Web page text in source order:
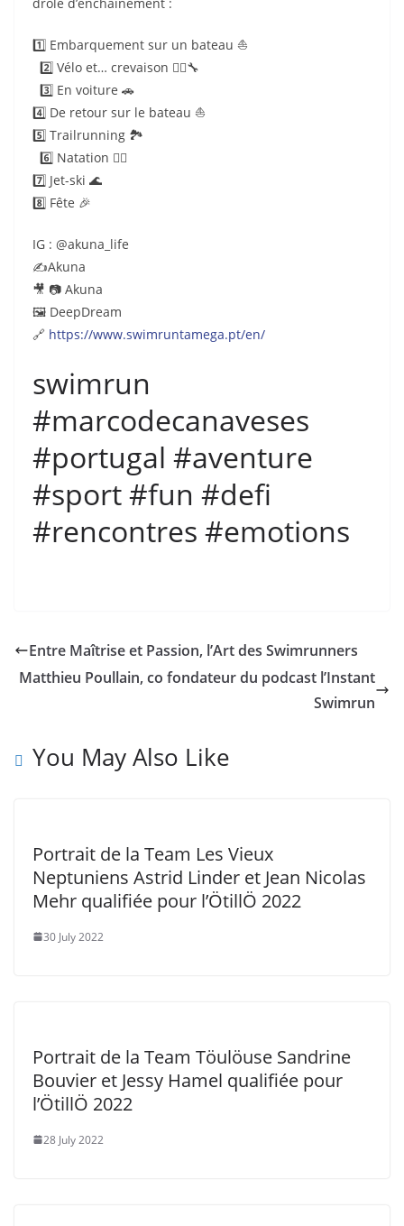
1️⃣ Embarquement sur un bateau ⛵️
2️⃣ Vélo et… crevaison 🚴‍♂️🔧
3️⃣ En voiture 🚗
4️⃣ De retour sur le bateau ⛵️
5️⃣ Trailrunning 🏞️
6️⃣ Natation 🏊‍♀️
7️⃣ Jet-ski 🌊
8️⃣ Fête 🎉
IG : @akuna_life
✍️Akuna
🎥 📷 Akuna
🖼 DeepDream
🔗 https://www.swimruntamega.pt/en/
swimrun
#marcodecanaveses
#portugal #aventure
#sport #fun #defi
#rencontres #emotions
Entre Maîtrise et Passion, l’Art des Swimrunners
Matthieu Poullain, co fondateur du podcast l’Instant
Swimrun
You May Also Like
Portrait de la Team Les Vieux
Neptuniens Astrid Linder et Jean Nicolas
Mehr qualifiée pour l’ÖtillÖ 2022
30 July 2022
Portrait de la Team Töulöuse Sandrine
Bouvier et Jessy Hamel qualifiée pour
l’ÖtillÖ 2022
28 July 2022